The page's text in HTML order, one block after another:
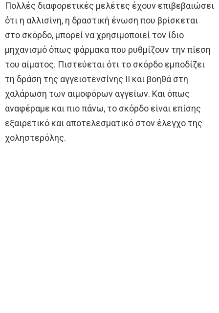
Πολλές διαφορετικές μελέτες έχουν επιβεβαιώσει
ότι η αλλισίνη, η δραστική ένωση που βρίσκεται
στο σκόρδο, μπορεί να χρησιμοποιεί τον ίδιο
μηχανισμό όπως φάρμακα που ρυθμίζουν την πίεση
του αίματος. Πιστεύεται ότι το σκόρδο εμποδίζει
τη δράση της αγγειοτενσίνης ΙΙ και βοηθά στη
χαλάρωση των αιμοφόρων αγγείων. Και όπως
αναφέραμε και πιο πάνω, το σκόρδο είναι επίσης
εξαιρετικό και αποτελεσματικό στον έλεγχο της
χοληστερόλης.